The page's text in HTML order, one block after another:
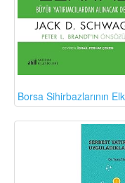
Borsa Sihirbazlarının